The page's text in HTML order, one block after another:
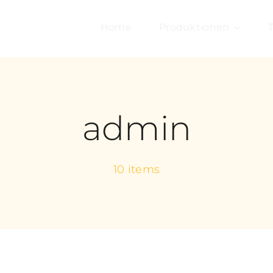
admin
10 items